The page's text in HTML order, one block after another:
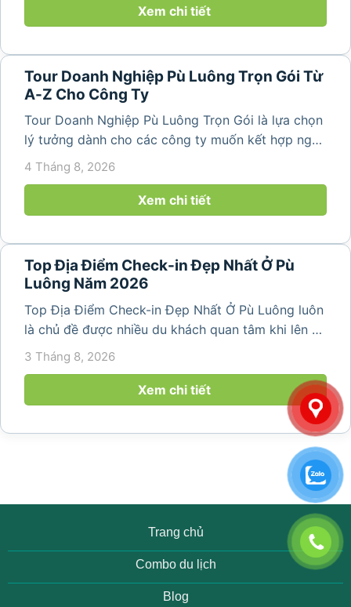
Hóa vài giờ di chuyển,...Xem chi tiết
Tour Doanh Nghiệp Pù Luông Trọn Gói Từ
A-Z Cho Công Ty
Tour Doanh Nghiệp Pù Luông Trọn Gói là lựa chọn
lý tưởng dành cho các công ty muốn kết hợp nghỉ
dưỡng, gắn kết đội ngũ và tái tạo năng lượng sau
thiên nhiên trong lành,...
4 Tháng 8, 2026
Xem chi tiết
Top Địa Điểm Check-in Đẹp Nhất Ở Pù
Luông Năm 2026
Top Địa Điểm Check-in Đẹp Nhất Ở Pù Luông luôn
là chủ đề được nhiều du khách quan tâm khi lên kế
hoạch khám phá vùng đất thiên nhiên nổi tiếng
của Thanh Hóa. Với ruộng bậc thang trải dài, bản
làng yên bình, thác...
3 Tháng 8, 2026
Xem chi tiết
Trang chủ
Combo du lịch
Blog